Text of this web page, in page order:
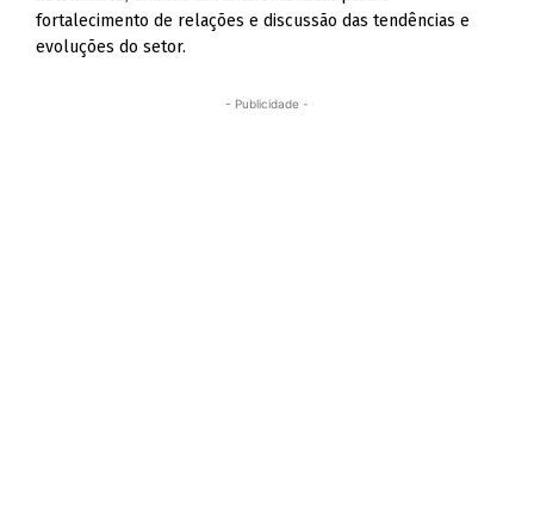
fortalecimento de relações e discussão das tendências e
evoluções do setor.
- Publicidade -